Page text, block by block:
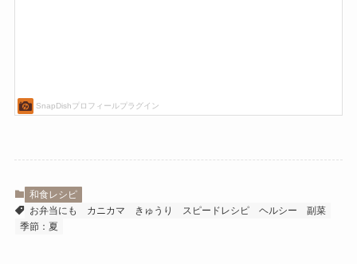
和食レシピ
お弁当にも
カニカマ きゅうり スピードレシピ ヘルシー
副菜
季節：夏